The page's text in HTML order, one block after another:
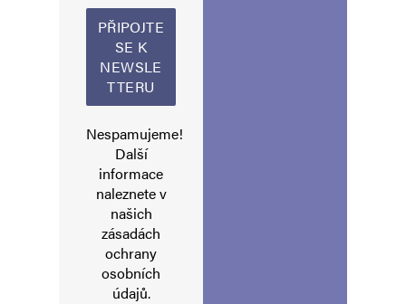
Alternative:
Nespamujeme!
Další
informace
naleznete v
našich
zásadách
ochrany
osobních
údajů.